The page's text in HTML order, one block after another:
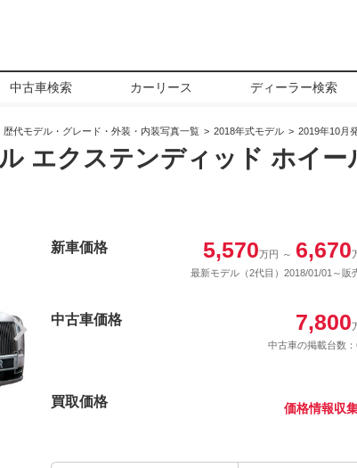
中古車検索 カーリース ディーラー検索
歴代モデル・グレード・外装・内装写真一覧 2018年式モデル 2019年10月
エクステンディッド ホイー
新車価格 5,570万円 ～ 6,670
最新モデル（2代目）2018/01/01～販
中古車価格 7,800
中古車の掲載台数：
買取価格 価格情報収